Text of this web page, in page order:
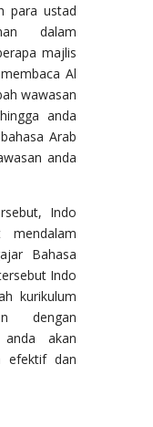
para ustad
dalam
majlis
Al
wawasan
anda
Arab
anda
Indo
Bahasa
Indo
kurikulum
dengan
anda akan
efektif dan